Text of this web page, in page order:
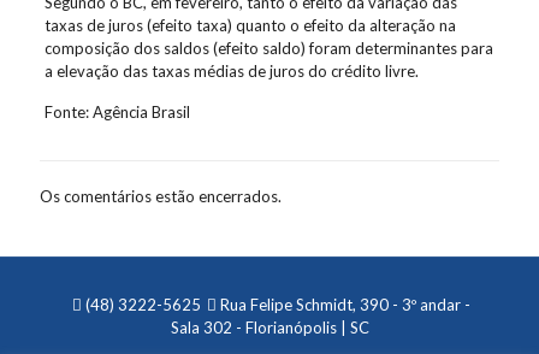
taxas de juros (efeito taxa) quanto o efeito da alteração na
composição dos saldos (efeito saldo) foram determinantes para
a elevação das taxas médias de juros do crédito livre.
Fonte: Agência Brasil
Os comentários estão encerrados.
(48) 3222-5625
Rua Felipe Schmidt, 390 - 3º andar -
Sala 302 - Florianópolis | SC